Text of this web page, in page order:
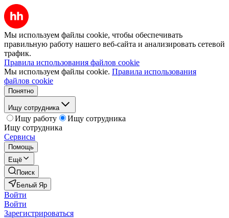
Мы используем файлы cookie, чтобы обеспечивать
правильную работу нашего веб-сайта и анализировать сетевой
трафик.
Правила использования файлов cookie
Мы используем файлы cookie. Правила использования
файлов cookie
Понятно
Ищу сотрудника
Ищу работу
Ищу сотрудника
Ищу сотрудника
Сервисы
Помощь
Ещё
Поиск
Белый Яр
Войти
Войти
Зарегистрироваться